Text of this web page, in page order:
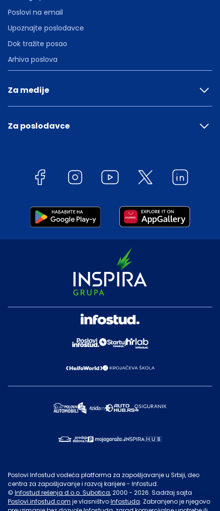
Poslovi na email
Upoznajte poslodavce
Dok tražite posao
Arhiva poslova
Za medije
Za poslodavce
Poslovi Infostud vodeća platforma za zapošljavanje u Srbiji, deo
centra za zapošljavanje i razvoj karijere - Infostud.
© Infostud rešenja d.o.o. Subotica, 2000 - 2026. Sadržaj sajta
Poslovi.infostud.com je vlasništvoInfostuda. Zabranjeno je njegovo